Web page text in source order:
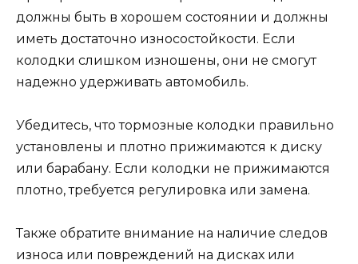
должны быть в хорошем состоянии и должны
иметь достаточно износостойкости. Если
колодки слишком изношены, они не смогут
надежно удерживать автомобиль.
Убедитесь, что тормозные колодки правильно
установлены и плотно прижимаются к диску
или барабану. Если колодки не прижимаются
плотно, требуется регулировка или замена.
Также обратите внимание на наличие следов
износа или повреждений на дисках или